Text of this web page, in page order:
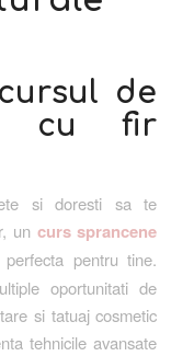
de
cu fir
si doresti sa te
un curs sprancene
pentru tine.
oportunitati de
si tatuaj cosmetic
tehnicile avansate